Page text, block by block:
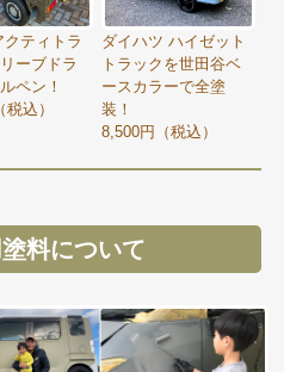
ティトラ
ーブドラ
ペン！
込）
ダイハツ ハイゼット
トラックを世田谷ベ
ースカラーで全塗
装！
8,500円（税込）
料について